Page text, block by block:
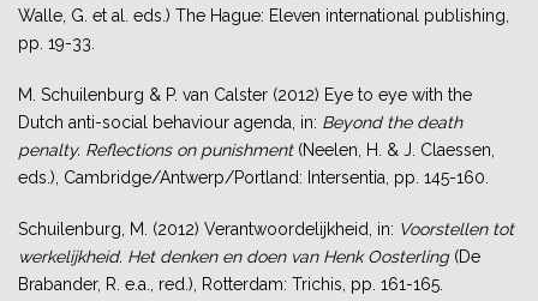
Walle, G. et al. eds.) The Hague: Eleven international publishing,
pp. 19-33.
M. Schuilenburg & P. van Calster (2012) Eye to eye with the
Dutch anti-social behaviour agenda, in: Beyond the death
penalty. Reflections on punishment(Neelen, H. & J. Claessen,
eds.), Cambridge/Antwerp/Portland: Intersentia, pp. 145-160.
Schuilenburg, M. (2012) Verantwoordelijkheid, in: Voorstellen tot
werkelijkheid. Het denken en doen van Henk Oosterling(De
Brabander, R. e.a., red.), Rotterdam: Trichis, pp. 161-165.